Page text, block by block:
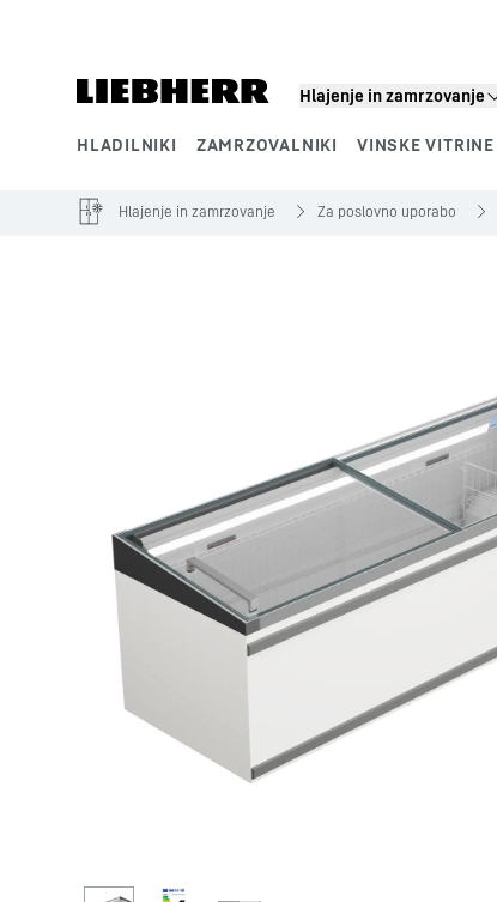
Hlajenje in zamrzovanje
HLADILNIKI ZAMRZOVALNIKI VINSKE VITRINE
Hlajenje in zamrzovanje Za poslovno uporabo